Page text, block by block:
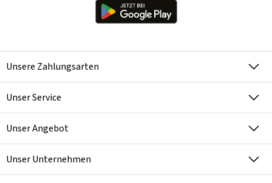
Unsere Zahlungsarten
Unser Service
Unser Angebot
Unser Unternehmen